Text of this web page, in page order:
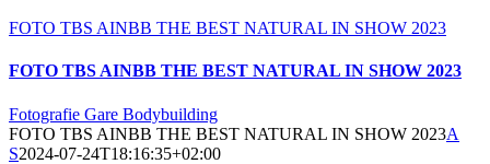
FOTO TBS AINBB THE BEST NATURAL IN SHOW 2023
FOTO TBS AINBB THE BEST NATURAL IN SHOW 2023
Fotografie Gare Bodybuilding
FOTO TBS AINBB THE BEST NATURAL IN SHOW 2023A
S2024-07-24T18:16:35+02:00